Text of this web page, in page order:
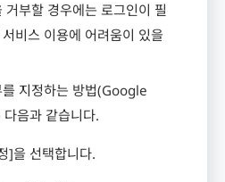
거부할 경우에는 로그인이 필
비스 이용에 어려움이 있을
지정하는 방법(Google
다음과 같습니다.
]을 선택합니다.